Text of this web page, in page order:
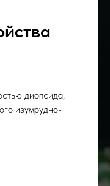
диопсида,
изумрудно-